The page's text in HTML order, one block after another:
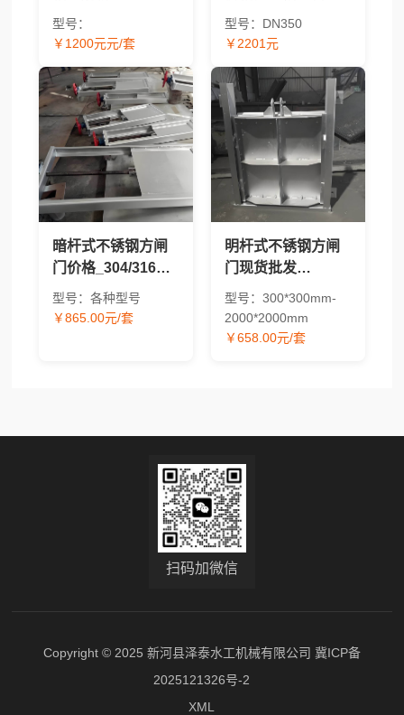
BQZM/QZM/CBZ/304/
太阳能型号报价对
南
型号：
￥1200元元/套
2026年报价及价格
因素解析
型号：DN350
￥2201元
暗杆式不锈钢方闸
门价格_304/316方
形水工闸门现货供
应
型号：各种型号
￥865.00元/套
明杆式不锈钢方闸
门现货批发
_304/316材质方形
水工闸门价格
型号：300*300mm-
2000*2000mm
￥658.00元/套
扫码加微信
Copyright © 2025 新河县泽泰水工机械有限公司 冀ICP备
2025121326号-2
XML